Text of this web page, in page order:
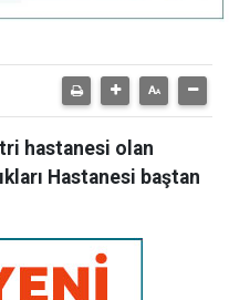
hastanesi olan
Hastanesi baştan